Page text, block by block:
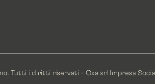
Tutti i diritti riservati - Oxa srl Impresa